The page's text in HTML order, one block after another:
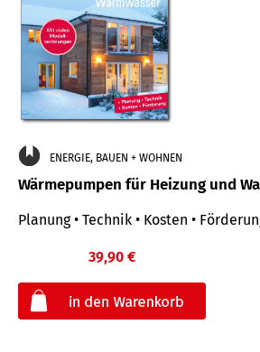
ENERGIE, BAUEN + WOHNEN
Wärmepumpen für Heizung und
Planung • Technik • Kosten •
39,90 €